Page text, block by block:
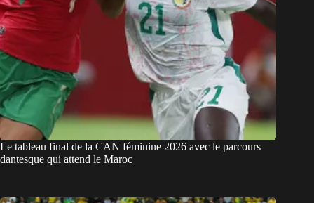
Le tableau final de la CAN féminine 2026 avec le parcours
dantesque qui attend le Maroc